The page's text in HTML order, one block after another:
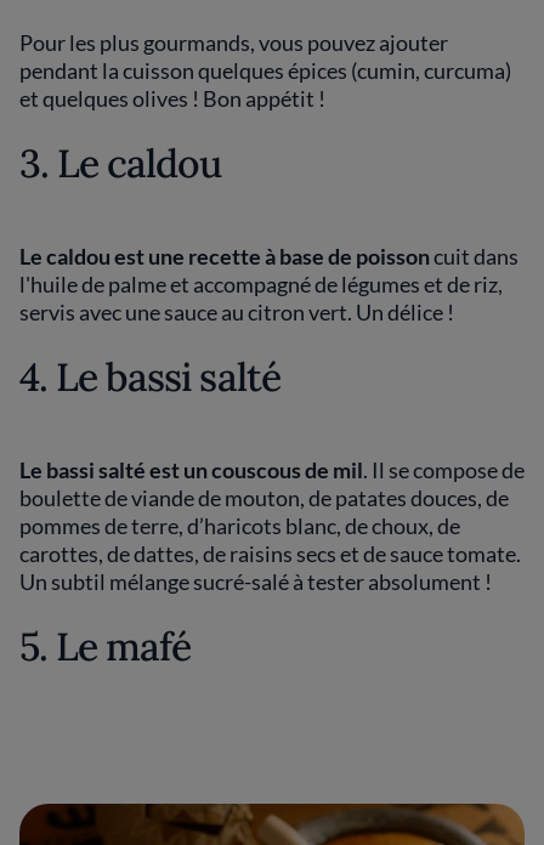
Pour les plus gourmands, vous pouvez ajouter
pendant la cuisson quelques épices (cumin, curcuma)
et quelques olives ! Bon appétit !
3. Le caldou
Le caldou est une recette à base de poissoncuit dans
l'huile de palme et accompagné de légumes et de riz,
servis avec une sauce au citron vert. Un délice !
4. Le bassi salté
Le bassi salté est un couscous de mil. Il se compose de
boulette de viande de mouton, de patates douces, de
pommes de terre, d’haricots blanc, de choux, de
carottes, de dattes, de raisins secs et de sauce tomate.
Un subtil mélange sucré-salé à tester absolument !
5. Le mafé